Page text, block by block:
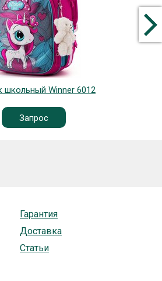
школьный Winner 6012
Запрос
Гарантия
Доставка
Статьи